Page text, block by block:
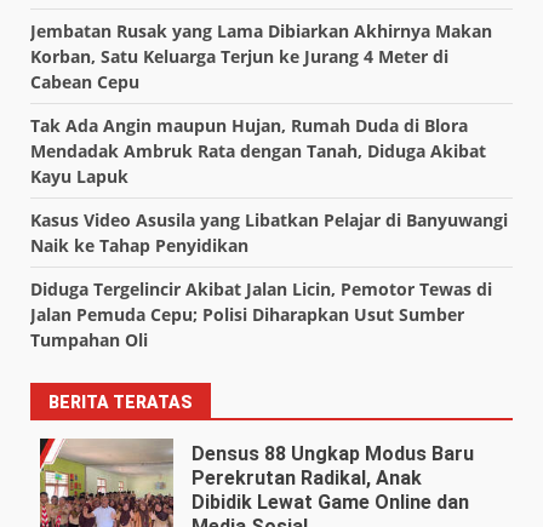
Jembatan Rusak yang Lama Dibiarkan Akhirnya Makan
Korban, Satu Keluarga Terjun ke Jurang 4 Meter di
Cabean Cepu
Tak Ada Angin maupun Hujan, Rumah Duda di Blora
Mendadak Ambruk Rata dengan Tanah, Diduga Akibat
Kayu Lapuk
Kasus Video Asusila yang Libatkan Pelajar di Banyuwangi
Naik ke Tahap Penyidikan
Diduga Tergelincir Akibat Jalan Licin, Pemotor Tewas di
Jalan Pemuda Cepu; Polisi Diharapkan Usut Sumber
Tumpahan Oli
BERITA TERATAS
Densus 88 Ungkap Modus Baru
Perekrutan Radikal, Anak
Dibidik Lewat Game Online dan